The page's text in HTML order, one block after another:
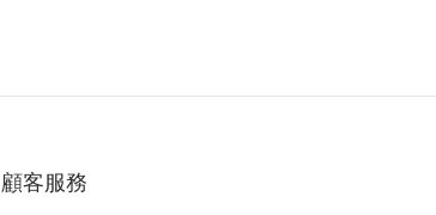
顧客服務